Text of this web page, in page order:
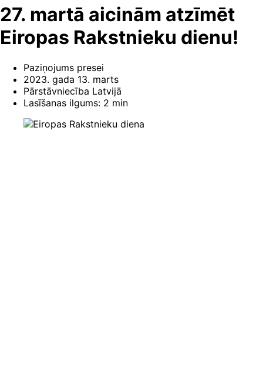
27. martā aicinām atzīmēt
Eiropas Rakstnieku dienu!
Paziņojums presei
2023. gada 13. marts
Pārstāvniecība Latvijā
Lasīšanas ilgums: 2 min